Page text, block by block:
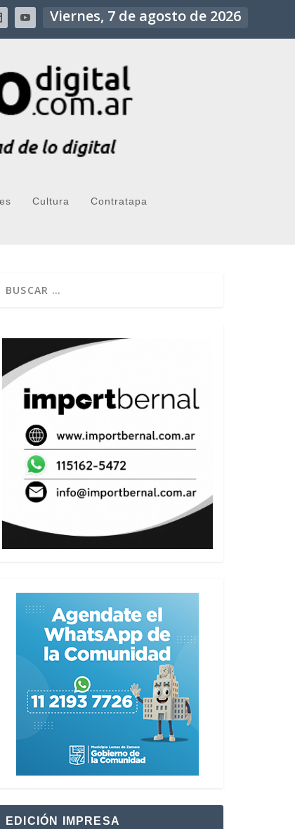
Viernes, 7 de agosto de 2026
Cultura Contratapa
EDICIÓN IMPRESA